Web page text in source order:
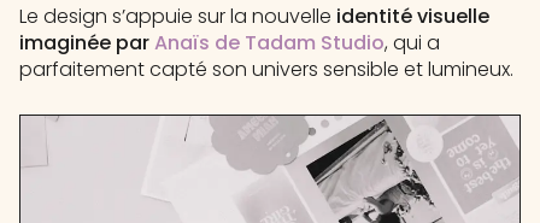
Le design s’appuie sur la nouvelle identité visuelle
imaginée parAnaïs de Tadam Studio, qui a
parfaitement capté son univers sensible et lumineux.